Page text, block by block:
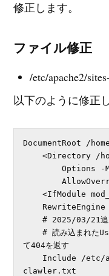
修正します。
ファイル修正
/etc/apache2/
以下のように修正
DocumentRoot /
    <Directory /home/www-data/atelier/public>
        Options -MultiViews
        AllowOverride All
    <IfModule mod_rewrite.c>
    # 2025/03/21追加
    # 読み込まれたUser-Agentに基づき、Clawlerに対し
て404を返す
clawler.txt